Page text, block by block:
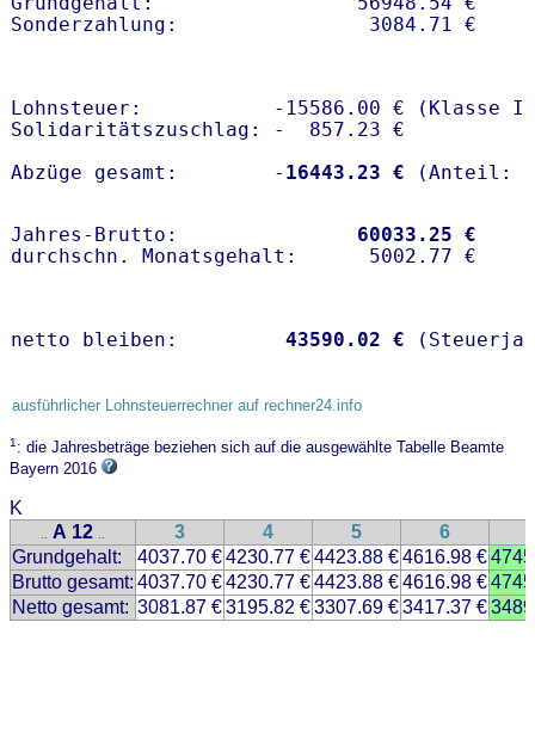
Lohnsteuer:           -15586.00 € (Klasse I)
Solidaritätszuschlag: -  857.23 €
Abzüge gesamt:        - 16443.23 €
Jahres-Brutto: 60033.25 €
netto bleiben: 43590.02 €
ausführlicher Lohnsteuerrechner auf rechner24.info
1: die Jahresbeträge beziehen sich auf die ausgewählte Tabelle Beamte
Bayern 2016
K
.. A 12 .. 3 4 5 6
Grundgehalt:
4037.70 €4230.77 €4423.88 €4616.98 €
Brutto gesamt: 4037.70 €4230.77 €4423.88 €4616.98 €
Netto gesamt: 3081.87 €3195.82 €3307.69 €3417.37 €